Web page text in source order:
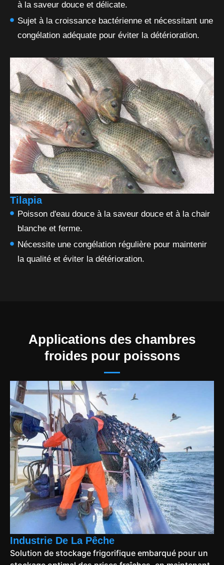
à la saveur douce et délicate.
Sujet à la croissance bactérienne et nécessitant une
congélation adéquate pour éviter la détérioration.
Tilapia
Poisson d'eau douce à la saveur douce et à la chair
blanche et ferme.
Nécessite une congélation régulière pour maintenir
la qualité et éviter la détérioration.
Applications des chambres
froides pour poissons
Industrie De La Pêche
Solution de stockage frigorifique embarqué pour un